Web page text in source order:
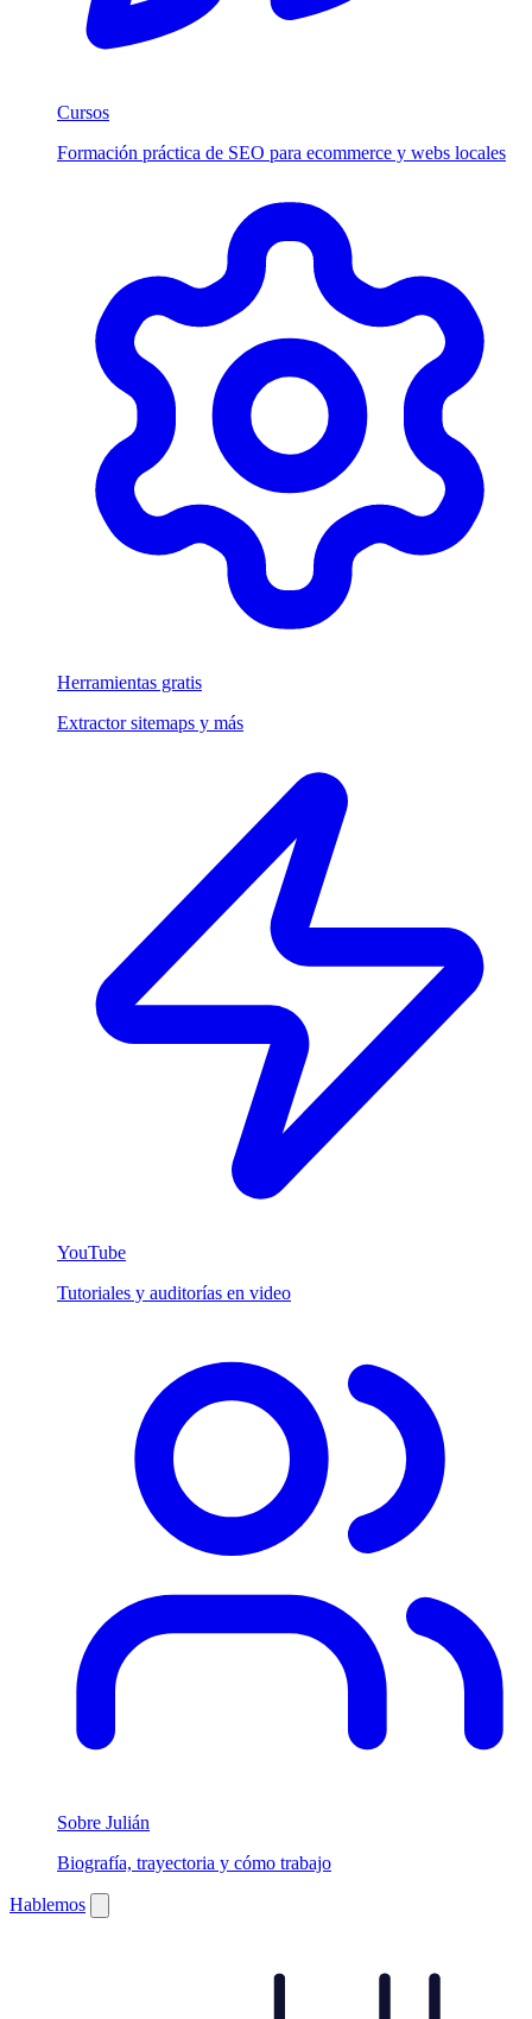
Cursos
Formación práctica de SEO para ecommerce y webs locales
Herramientas gratis
Extractor sitemaps y más
YouTube
Tutoriales y auditorías en video
Sobre Julián
Biografía, trayectoria y cómo trabajo
Hablemos